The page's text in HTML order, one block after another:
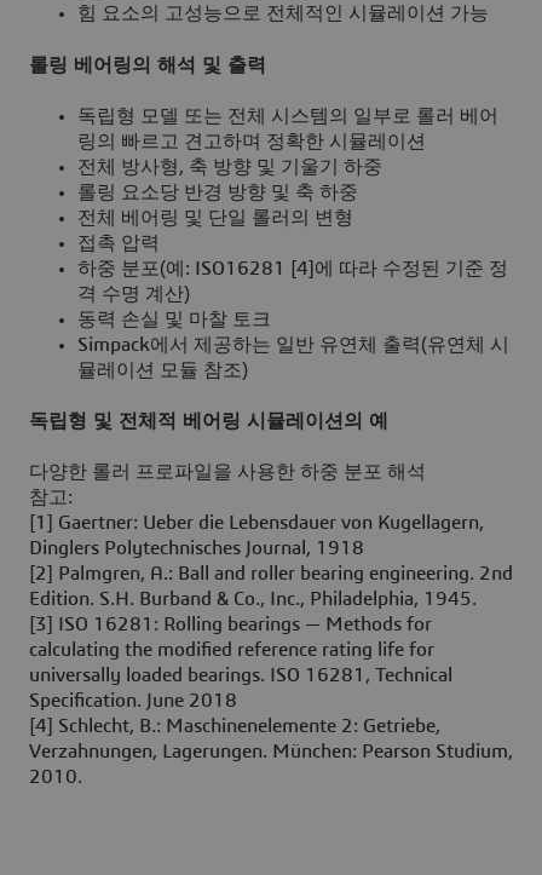
힘 요소의 고성능으로 전체적인 시뮬레이션 가능
롤링 베어링의 해석 및 출력
독립형 모델 또는 전체 시스템의 일부로 롤러 베어
링의 빠르고 견고하며 정확한 시뮬레이션
전체 방사형, 축 방향 및 기울기 하중
롤링 요소당 반경 방향 및 축 하중
전체 베어링 및 단일 롤러의 변형
접촉 압력
하중 분포(예: ISO16281 [4]에 따라 수정된 기준 정
격 수명 계산)
동력 손실 및 마찰 토크
Simpack에서 제공하는 일반 유연체 출력(유연체 시
뮬레이션 모듈 참조)
독립형 및 전체적 베어링 시뮬레이션의 예
다양한 롤러 프로파일을 사용한 하중 분포 해석
참고:
[1] Gaertner: Ueber die Lebensdauer von Kugellagern,
Dinglers Polytechnisches Journal, 1918
[2] Palmgren, A.: Ball and roller bearing engineering. 2nd
Edition. S.H. Burband & Co., Inc., Philadelphia, 1945.
[3] ISO 16281: Rolling bearings — Methods for
calculating the modified reference rating life for
universally loaded bearings. ISO 16281, Technical
Specification. June 2018
[4] Schlecht, B.: Maschinenelemente 2: Getriebe,
Verzahnungen, Lagerungen. München: Pearson Studium,
2010.